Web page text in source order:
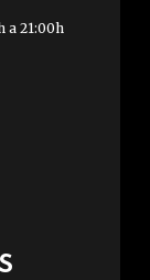
a 21:00h